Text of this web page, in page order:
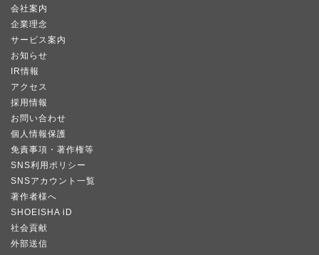
会社案内
企業理念
サービス案内
お知らせ
IR情報
アクセス
採用情報
お問い合わせ
個人情報保護
免責事項・著作権等
SNS利用ポリシー
SNSアカウント一覧
著作者様へ
SHOEISHA iD
社会貢献
外部送信